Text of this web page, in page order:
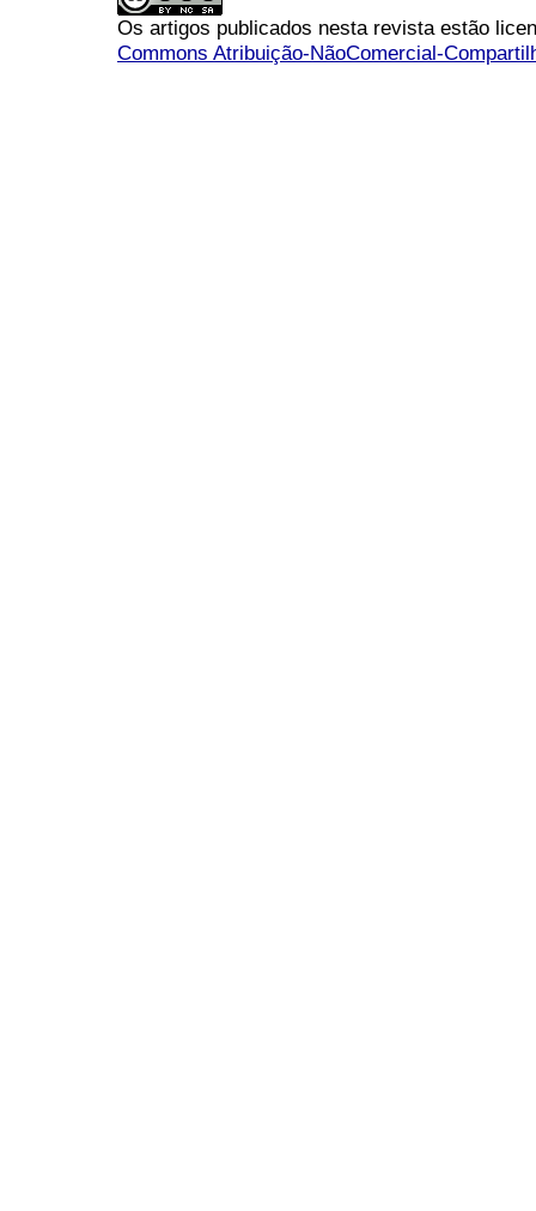
Os artigos publicados nesta revista estão
Commons Atribuição-NãoComercial-